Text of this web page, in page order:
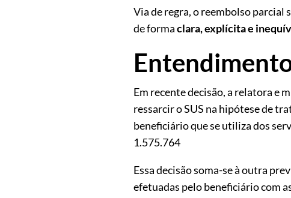
Via de regra, o reembolso parcial
de formaclara, explícita e
Em recente decisão, a relatora e
ressarcir o SUS na hipótese de
beneficiário que se utiliza dos
1.575.764
Essa decisão soma-se à outra
efetuadas pelo beneficiário com